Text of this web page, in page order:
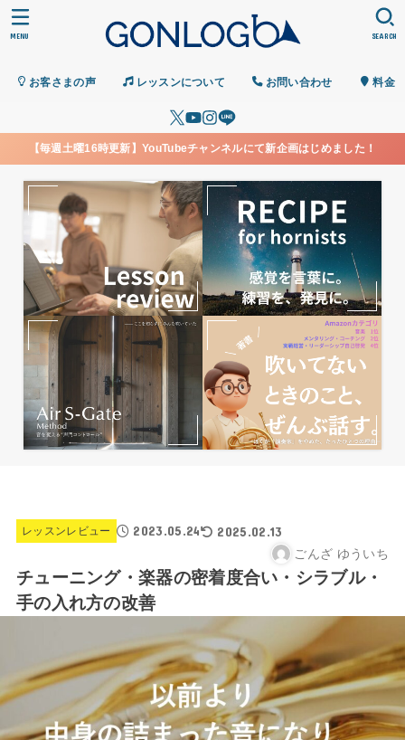
お客さまの声 レッスンについて お問い合わせ 料金
SEARCH
MENU
【毎週土曜16時更新】YouTubeチャンネルにて新企画はじめました！
レッスンレビュー 2023.05.24 2025.02.13
ごんざ ゆういち
チューニング・楽器の密着度合い・シラブル・
手の入れ方の改善